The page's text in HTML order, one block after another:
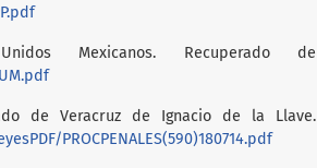
Mexicanos. Recuperado de
de Veracruz de Ignacio de la Llave.
PROCPENALES(590)180714.pdf